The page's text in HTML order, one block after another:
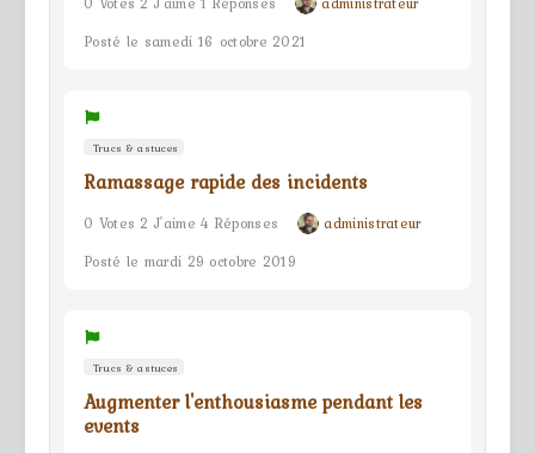
Posté le samedi 16 octobre 2021
Trucs & astuces
Ramassage rapide des incidents
0 Votes 2 J'aime 4 Réponses
administrateur
Posté le mardi 29 octobre 2019
Trucs & astuces
Augmenter l'enthousiasme pendant les
events